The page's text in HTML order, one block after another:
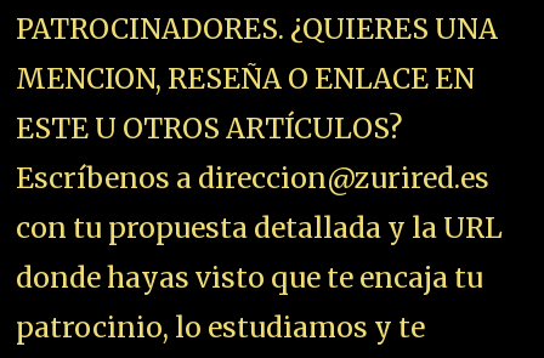
PATROCINADORES. ¿QUIERES UNA
MENCION, RESEÑA O ENLACE EN
ESTE U OTROS ARTÍCULOS?
Escríbenos a direccion@zurired.es
con tu propuesta detallada y la URL
donde hayas visto que te encaja tu
patrocinio, lo estudiamos y te